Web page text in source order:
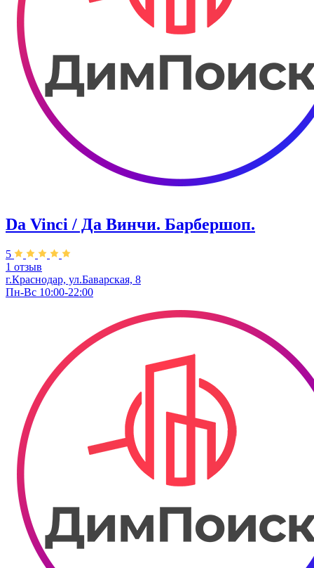
Da Vinci / Да Винчи. Барбершоп.
5
1 отзыв
г.Краснодар, ул.​Баварская, 8
Пн-Вс 10:00-22:00